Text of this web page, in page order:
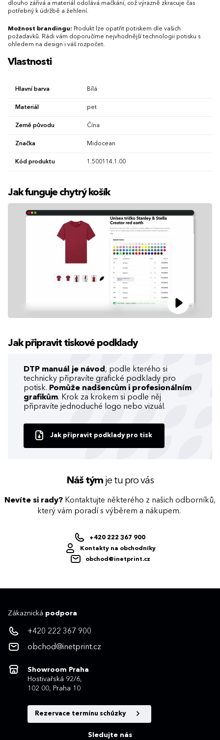
dlouho zářivá a materiál odolává mačkání, což výrazně zkracuje čas
potřebný k údržbě a žehlení.
Možnost brandingu: Produkt lze opatřit potiskem dle vašich
požadavků. Rádi vám doporučíme nejvhodnější technologii potisku s
ohledem na design i váš rozpočet.
Vlastnosti
Hlavní barva Bílá
Materiál pet
Země původu Čína
Značka Midocean
Kód produktu 1.500114.1.00
Jak funguje chytrý košík
Jak připravit tiskové podklady
DTP manuál je návod , podle kterého si
technicky připravíte grafické podklady pro
potisk. Pomůže nadšencům i profesionálním
grafikům. Krok za krokem si podle něj
připravíte jednoduché logo nebo vizuál.
Jak připravit podklady pro tisk
Náš týmje tu pro vás
Nevíte si rady? Kontaktujte některého z našich odborníků,
který vám poradí s výběrem a nákupem.
+420 222 367 900
Kontakty na obchodníky
obchod@inetprint.cz
Zákaznická podpora
+420 222 367 900
obchod@inetprint.cz
Showroom Praha
Hostivařská 92/6,
102 00, Praha 10
Rezervace termínu schůzky
Sledujte nás